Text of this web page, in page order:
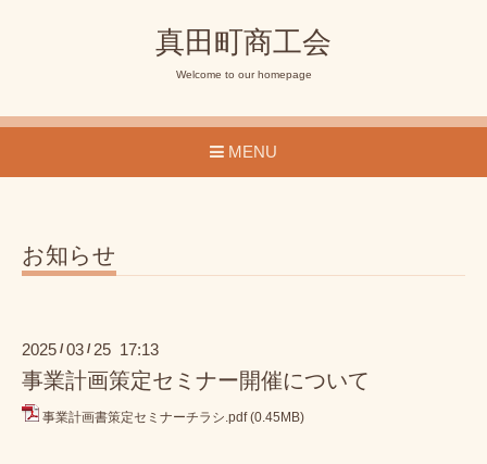
真田町商工会
Welcome to our homepage
MENU
お知らせ
2025 / 03 / 25 17:13
事業計画策定セミナー開催について
事業計画書策定セミナーチラシ.pdf (0.45MB)